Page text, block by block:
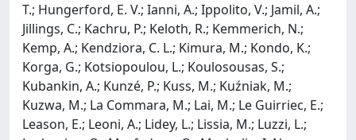
T.; Hungerford, E. V.; Ianni, A.; Ippolito, V.; Jamil, A.;
Jillings, C.; Kachru, P.; Keloth, R.; Kemmerich, N.;
Kemp, A.; Kendziora, C. L.; Kimura, M.; Kondo, K.;
Korga, G.; Kotsiopoulou, L.; Koulosousas, S.;
Kubankin, A.; Kunzé, P.; Kuss, M.; Kuźniak, M.;
Kuzwa, M.; La Commara, M.; Lai, M.; Le Guirriec, E.;
Leason, E.; Leoni, A.; Lidey, L.; Lissia, M.; Luzzi, L.;